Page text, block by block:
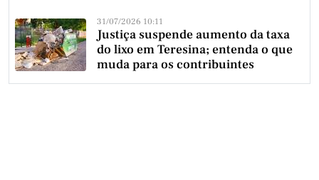
31/07/2026 10:11
Justiça suspende aumento da taxa
do lixo em Teresina; entenda o que
muda para os contribuintes